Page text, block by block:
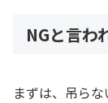
NGと言わ
まずは、吊ら